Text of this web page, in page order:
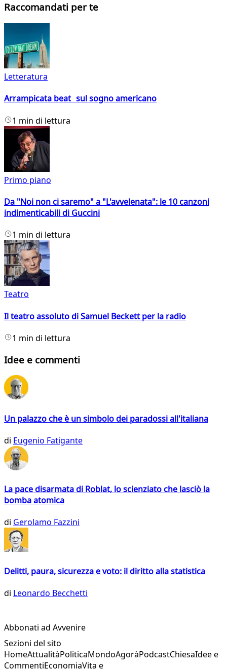
Raccomandati per te
Letteratura
Arrampicata beat sul sogno americano
1 min di lettura
Primo piano
Da "Noi non ci saremo" a "L'avvelenata": le 10 canzoni
indimenticabili di Guccini
1 min di lettura
Teatro
Il teatro assoluto di Samuel Beckett per la radio
1 min di lettura
Idee e commenti
Un palazzo che è un simbolo dei paradossi all'italiana
di Eugenio Fatigante
La pace disarmata di Roblat, lo scienziato che lasciò la
bomba atomica
di Gerolamo Fazzini
Delitti, paura, sicurezza e voto: il diritto alla statistica
di Leonardo Becchetti
Abbonati ad Avvenire
Sezioni del sito
HomeAttualitàPoliticaMondoAgoràPodcastChiesaIdee e
CommentiEconomiaVita e